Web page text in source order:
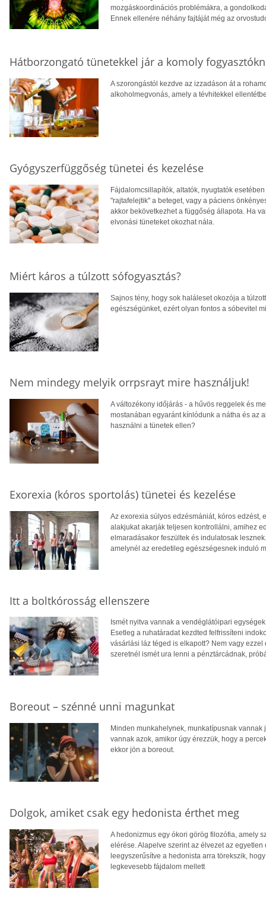
mozgáskoordinációs problémákra, a
Ennek ellenére néhány fajtáját még az
Hátborzongató tünetekkel jár a komoly
A szorongástól kezdve az izzadáson át a
alkoholmegvonás, amely a tévhitekkel
Gyógyszerfüggőség tünetei és kezelése
Fájdalomcsillapítók, altatók, nyugtatók
"rajtafelejtik" a beteget, vagy a páciens
akkor bekövetkezhet a függőség állapota. Ha
elvonási tüneteket okozhat nála.
Miért káros a túlzott sófogyasztás?
Sajnos tény, hogy sok haláleset okozója a
egészségünket, ezért olyan fontos a sóbevitel
Nem mindegy melyik orrpsrayt mire használjuk!
A változékony időjárás - a hűvös reggelek és
mostanában egyaránt kínlódunk a nátha és az
használni a tünetek ellen?
Exorexia (kóros sportolás) tünetei és kezelése
Az exorexia súlyos edzésmániát, kóros edzést,
alakjukat akarják teljesen kontrollálni, amihez
elmaradásakor feszültek és indulatosak
amelynél az eredetileg egészségesnek induló
Itt a boltkórosság ellenszere
Ismét nyitva vannak a vendéglátóipari
Esetleg a ruhatáradat kezdted felfrissíteni
vásárlási láz téged is elkapott? Nem vagy
szeretnél ismét ura lenni a pénztárcádnak,
Boreout – szénné unni magunkat
Minden munkahelynek, munkatípusnak
vannak azok, amikor úgy érezzük, hogy a
ekkor jön a boreout.
Dolgok, amiket csak egy hedonista érthet meg
A hedonizmus egy ókori görög filozófia, amely
elérése. Alapelve szerint az élvezet az
leegyszerűsítve a hedonista arra törekszik,
legkevesebb fájdalom mellett